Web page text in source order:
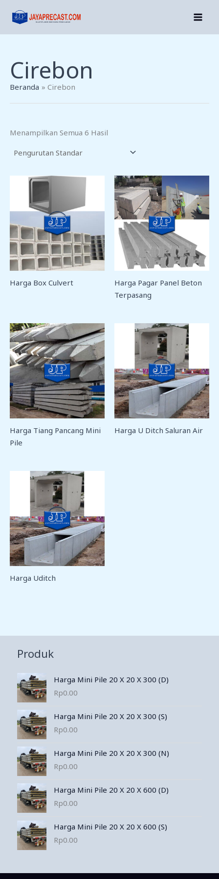
Cirebon
Beranda Cirebon
Menampilkan Semua 6 Hasil
Harga Box Culvert
Harga Pagar Panel Beton
Terpasang
Harga Tiang Pancang Mini
Pile
Harga U Ditch Saluran Air
Harga Uditch
Produk
Harga Mini Pile 20 X 20 X 300 (D)
Rp0.00
Harga Mini Pile 20 X 20 X 300 (S)
Rp0.00
Harga Mini Pile 20 X 20 X 300 (N)
Rp0.00
Harga Mini Pile 20 X 20 X 600 (D)
Rp0.00
Harga Mini Pile 20 X 20 X 600 (S)
Rp0.00